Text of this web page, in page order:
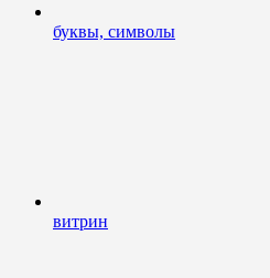
буквы, символы
витрин